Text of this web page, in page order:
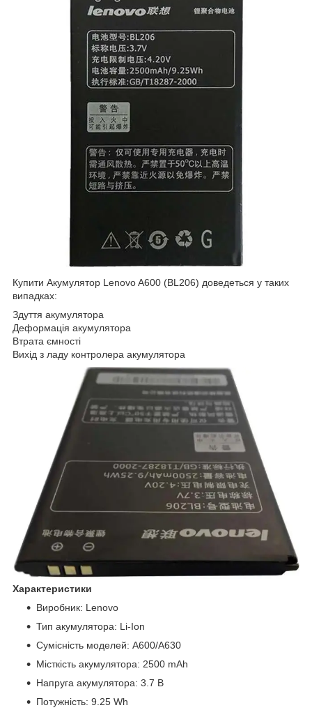
Купити Акумулятор Lenovo A600 (BL206) доведеться у таких
випадках:
Здуття акумулятора
Деформація акумулятора
Втрата ємності
Вихід з ладу контролера акумулятора
Характеристики
Виробник: Lenovo
Тип акумулятора: Li-Ion
Сумісність моделей: A600/A630
Місткість акумулятора: 2500 mAh
Напруга акумулятора: 3.7 В
Потужність: 9.25 Wh